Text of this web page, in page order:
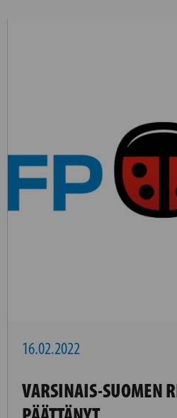
16.02.2022
VARSINAIS-SUOMEN